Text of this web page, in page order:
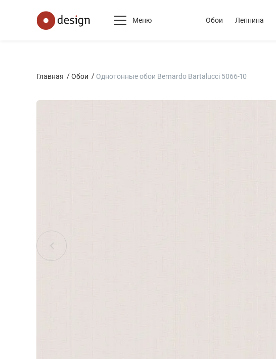
Меню Обои Лепнина
Главная Обои Однотонные обои Bernardo Bartalucci 5066-10